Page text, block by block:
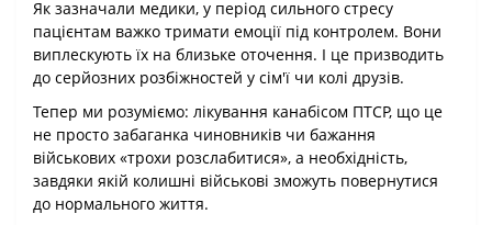
Як зазначали медики, у період сильного стресу
пацієнтам важко тримати емоції під контролем. Вони
виплескують їх на близьке оточення. І це призводить
до серйозних розбіжностей у сім'ї чи колі друзів.
Тепер ми розуміємо: лікування канабісом ПТСР, що це
не просто забаганка чиновників чи бажання
військових «трохи розслабитися», а необхідність,
завдяки якій колишні військові зможуть повернутися
до нормального життя.